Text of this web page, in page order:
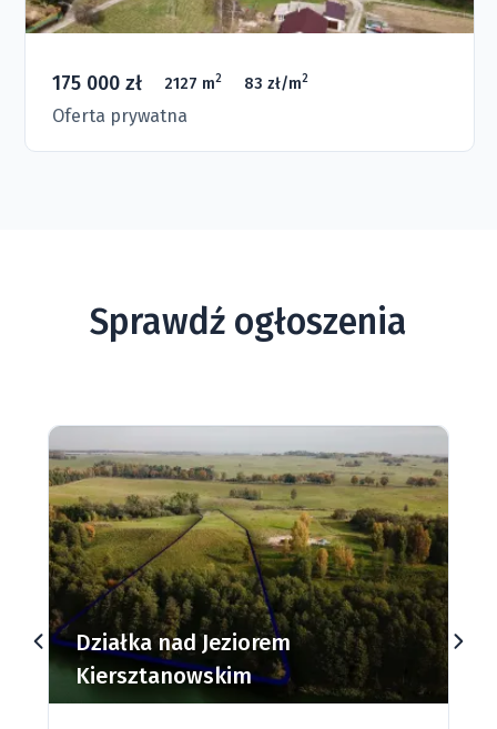
175 000 zł 2127 m2 83 zł/m2
Oferta prywatna
Sprawdź ogłoszenia
Działki budowlane nad Jeziorem
Dąbrowa Mała